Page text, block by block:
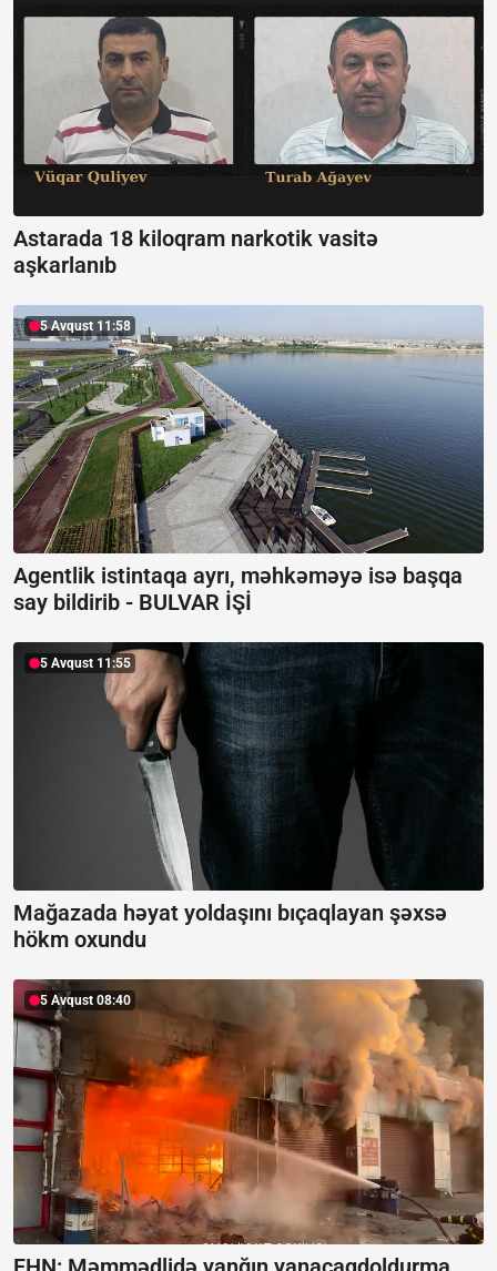
Astarada 18 kiloqram narkotik vasitə
aşkarlanıb
5 Avqust 11:58
Agentlik istintaqa ayrı, məhkəməyə isə başqa
say bildirib - BULVAR İŞİ
5 Avqust 11:55
Mağazada həyat yoldaşını bıçaqlayan şəxsə
hökm oxundu
5 Avqust 08:40